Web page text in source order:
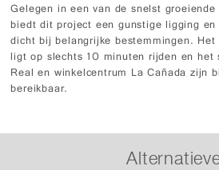
Gelegen in een van de snelst
biedt dit project een gunstige ligging
dicht bij belangrijke bestemmingen.
ligt op slechts 10 minuten rijden en het
Real en winkelcentrum La Cañada zijn
bereikbaar.